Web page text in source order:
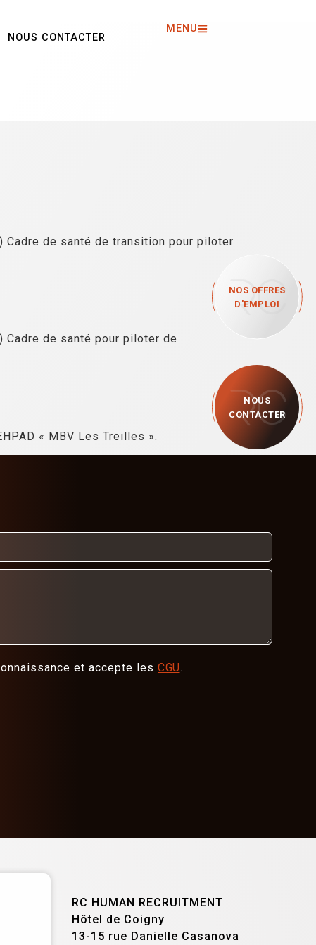
NOUS CONTACTER
MENU
NOS OFFRES
D'EMPLOI
NOUS
CONTACTER
de santé de transition pour piloter
de santé pour piloter de
« MBV Les Treilles ».
et accepte les CGU.
RC HUMAN RECRUITMENT
Hôtel de Coigny
13-15 rue Danielle Casanova